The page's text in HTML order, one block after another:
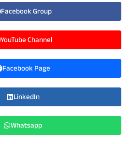
Facebook Group
YouTube Channel
Facebook Page
LinkedIn
Whatsapp